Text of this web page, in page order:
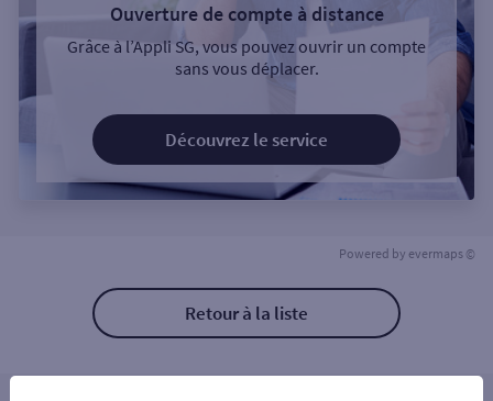
Ouverture de compte à distance
Grâce à l’Appli SG, vous pouvez ouvrir un compte
sans vous déplacer.
Découvrez le service
Powered by evermaps ©
Retour à la liste